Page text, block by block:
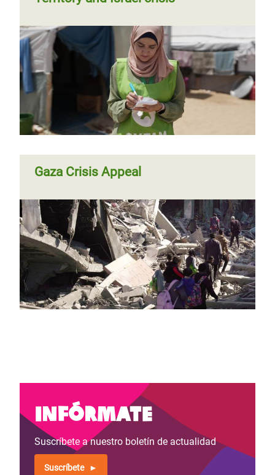
Gaza Crisis Appeal
Infórmate
Suscríbete a nuestro boletín de actualidad
Suscríbete